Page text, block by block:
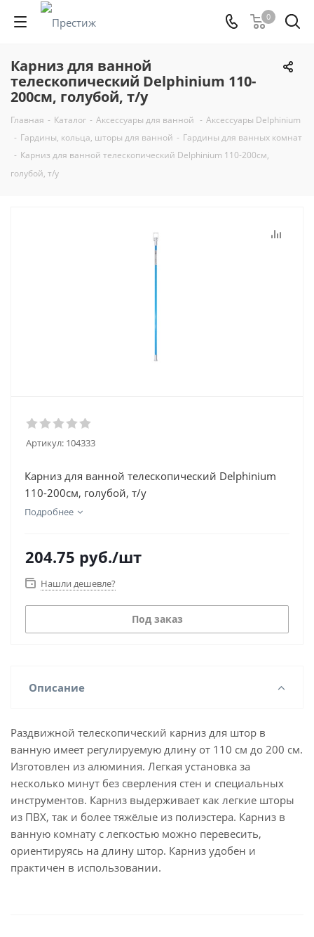
0
Карниз для ванной
телескопический Delphinium 110-
200см, голубой, т/у
Главная - Каталог - Аксессуары для ванной - Аксессуары Delphinium
- Гардины, кольца, шторы для ванной - Гардины для ванных комнат
- Карниз для ванной телескопический Delphinium 110-200см,
голубой, т/у
Артикул: 104333
Карниз для ванной телескопический Delphinium
110-200см, голубой, т/у
Подробнее
204.75 руб./шт
Нашли дешевле?
Под заказ
Описание
Раздвижной телескопический карниз для штор в
ванную имеет регулируемую длину от 110 см до 200 см.
Изготовлен из алюминия. Легкая установка за
несколько минут без сверления стен и специальных
инструментов. Карниз выдерживает как легкие шторы
из ПВХ, так и более тяжёлые из полиэстера. Карниз в
ванную комнату с легкостью можно перевесить,
ориентируясь на длину штор. Карниз удобен и
практичен в использовании.